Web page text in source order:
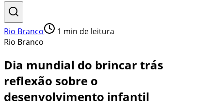
Rio Branco 1 min de leitura
Rio Branco
Dia mundial do brincar trás
reflexão sobre o
desenvolvimento infantil